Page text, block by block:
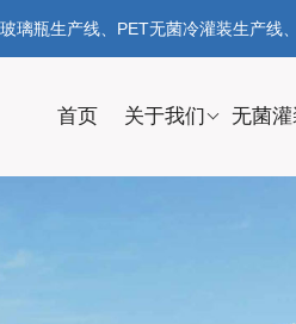
瓶生产线、PET无菌冷灌装生产线
首页 关于我们 无菌